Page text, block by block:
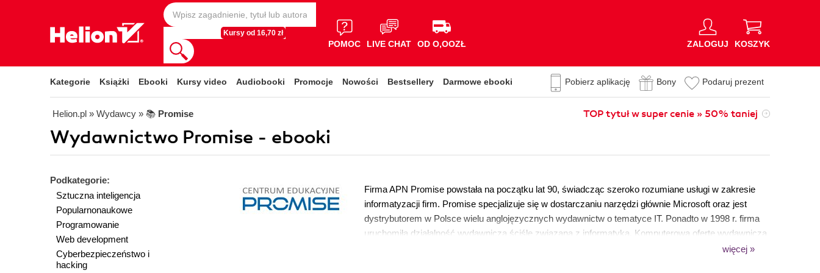
Kursy od 16,70 zł
POMOC LIVE CHAT OD O,OOZŁ ZALOGUJ KOSZYK
Kategorie Książki Ebooki Kursy video Audiobooki Promocje Nowości Bestsellery Darmowe ebooki Pobierz aplikację Bony Podaruj prezent
Helion.pl » Wydawcy » 📚 Promise TOP tytuł w super cenie » 50% taniej
Wydawnictwo Promise - ebooki
Podkategorie:
Sztuczna inteligencja
Popularnonaukowe
Programowanie
Web development
Cyberbezpieczeństwo i
hacking
Firma APN Promise powstała na początku lat 90, świadcząc szeroko rozumiane usługi w zakresie
informatyzacji firm. Promise specjalizuje się w dostarczaniu narzędzi głównie Microsoft oraz jest
dystrybutorem w Polsce wielu anglojęzycznych wydawnictw o tematyce IT. Ponadto w 1998 r. firma
uruchomiła działalność wydawniczą ściśle związaną z informatyką. Komputerową ofertę wydawniczą
stanowią przede wszystkim tłumaczenia książek takich wydawnictw jak Microsoft Press i innych
więcej »